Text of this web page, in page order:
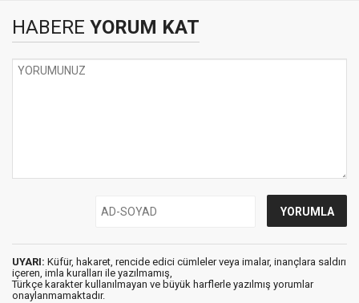
HABERE YORUM KAT
UYARI: Küfür, hakaret, rencide edici cümleler veya imalar, inançlara saldırı
içeren, imla kuralları ile yazılmamış,
Türkçe karakter kullanılmayan ve büyük harflerle yazılmış yorumlar
onaylanmamaktadır.